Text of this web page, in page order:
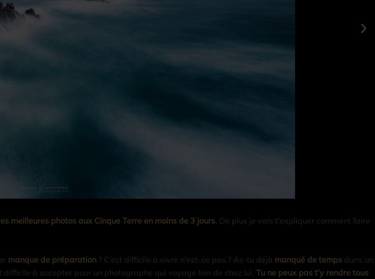
meilleures photos aux Cinque Terre en moins de 3 jours. De plus je vais t’expliquer comment faire
manque de préparation ? C’est difficile à vivre n’est-ce pas ? As-tu déjà manqué de temps dans un
à accepter pour un photographe qui voyage loin de chez lui. Tu ne peux pas t’y rendre tous